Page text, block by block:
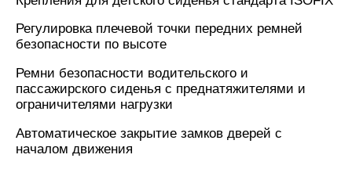
Регулировка плечевой точки передних ремней
безопасности по высоте
Ремни безопасности водительского и
пассажирского сиденья с преднатяжителями и
ограничителями нагрузки
Автоматическое закрытие замков дверей с
началом движения